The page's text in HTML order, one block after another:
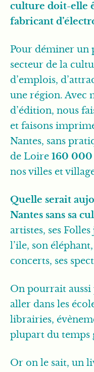
culture doit-elle
fabricant
Pour déminer un
secteur de la
d’emplois,
une région. Avec
d’édition, nous
et faisons
Nantes, sans
de Loire 160
nos villes et
Quelle serait
Nantes sans sa
artistes, ses
l’ile, son
concerts, ses
On pourrait
aller dans les
librairies,
plupart du temps
Or on le sait, un